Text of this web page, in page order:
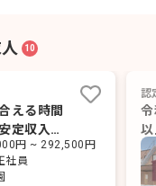
10
える時間
定収入も
円 ~ 292,500円
社員
認
す